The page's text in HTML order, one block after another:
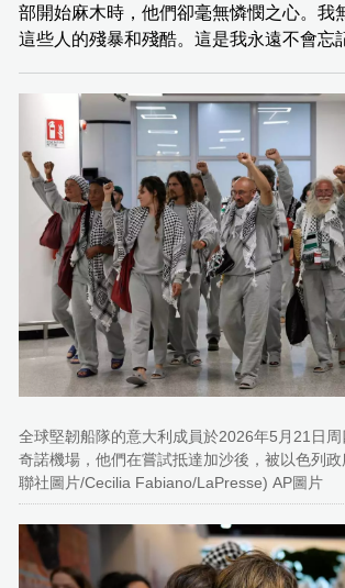
部開始麻木時，他們卻毫無憐憫之心。我
這些人的殘暴和殘酷。這是我永遠不會忘
全球堅韌船隊的意大利成員於2026年5月21日
奇諾機場，他們在嘗試抵達加沙後，被以色列
聯社圖片/Cecilia Fabiano/LaPresse) AP圖片